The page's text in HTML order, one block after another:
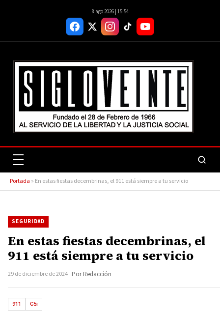
8 ago 2026 | 15:54
Portada » En estas fiestas decembrinas, el 911 está siempre a tu servicio
SEGURIDAD
En estas fiestas decembrinas, el
911 está siempre a tu servicio
29 de diciembre de 2024 Por Redacción
911 C5i